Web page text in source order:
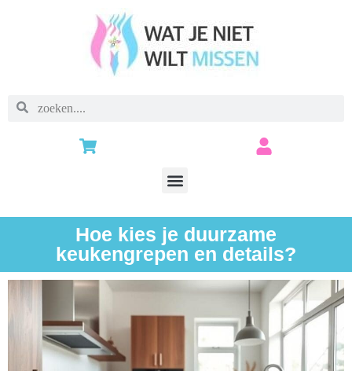
Hoe kies je duurzame
keukengrepen en details?